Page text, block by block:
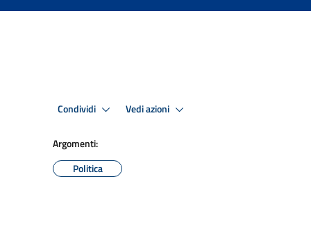
Condividi Vedi azioni
Argomenti:
Politica